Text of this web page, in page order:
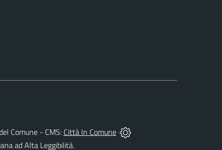
Comune - CMS: Città In Comune
ad Alta Leggibilità.